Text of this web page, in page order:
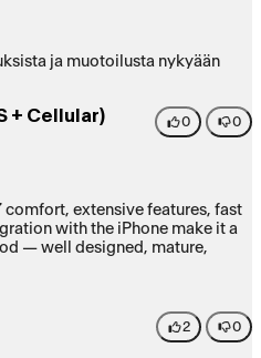
ja muotoilusta nykyään
+ Cellular) 0 0
comfort, extensive features, fast
with the iPhone make it a
— well designed, mature,
2 0